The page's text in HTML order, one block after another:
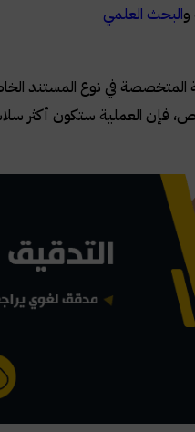
والبحث العلمي
المتخصصة في نوع المستند
فإن العملية ستكون أكثر